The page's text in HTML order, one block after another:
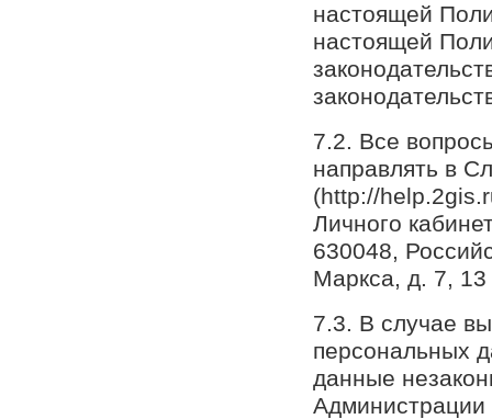
настоящей
настоящей
7.2. Все
направлять в
(http://
Личного
630048,
Маркса, д. 7, 13
7.3. В случае
персональных
данные
Администрации